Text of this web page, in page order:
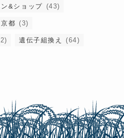
&ショップ (43)
都 (3)
遺伝子組換え (64)